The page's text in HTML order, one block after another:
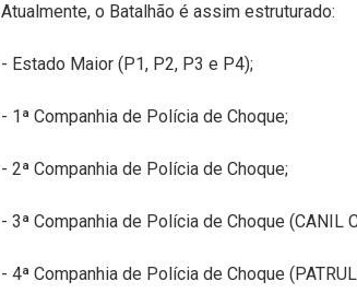
Atualmente, o Batalhão é assim estruturado:
- Estado Maior (P1, P2, P3 e P4);
- 1ª Companhia de Polícia de Choque;
- 2ª Companhia de Polícia de Choque;
- 3ª Companhia de Polícia de Choque (CANIL
- 4ª Companhia de Polícia de Choque